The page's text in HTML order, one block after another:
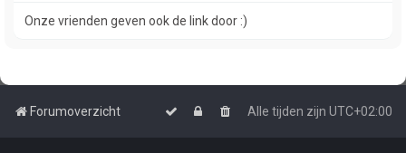
Onze vrienden geven ook de link door :)
Forumoverzicht Alle tijden zijn UTC+02:00